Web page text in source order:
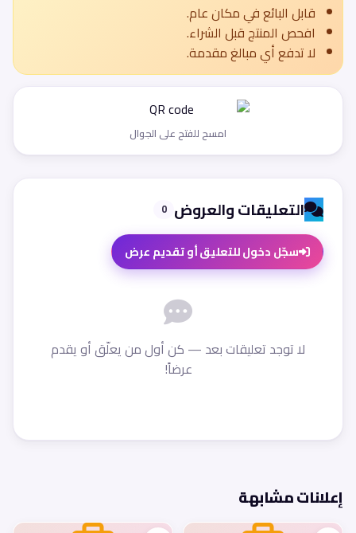
قابل البائع في مكان عام.
افحص المنتج قبل الشراء.
لا تدفع أي مبالغ مقدمة.
امسح للفتح على الجوال
التعليقات والعروض 0
سجّل دخول للتعليق أو تقديم عرض
لا توجد تعليقات بعد — كن أول من يعلّق أو يقدم
عرضاً!
إعلانات مشابهة